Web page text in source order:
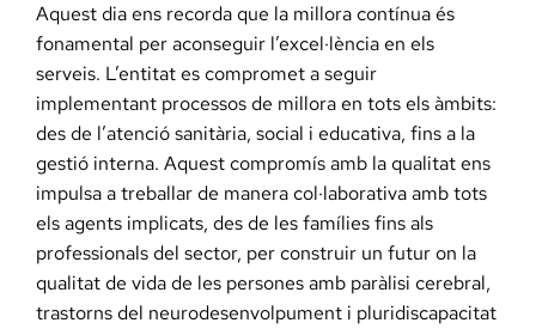
Aquest dia ens recorda que la millora contínua és
fonamental per aconseguir l’excel·lència en els
serveis. L’entitat es compromet a seguir
implementant processos de millora en tots els àmbits:
des de l’atenció sanitària, social i educativa, fins a la
gestió interna. Aquest compromís amb la qualitat ens
impulsa a treballar de manera col·laborativa amb tots
els agents implicats, des de les famílies fins als
professionals del sector, per construir un futur on la
qualitat de vida de les persones amb paràlisi cerebral,
trastorns del neurodesenvolpument i pluridiscapacitat